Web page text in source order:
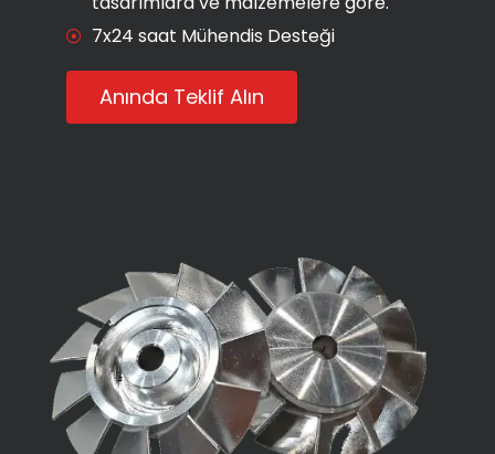
7x24 saat Mühendis Desteği
Anında Teklif Alın